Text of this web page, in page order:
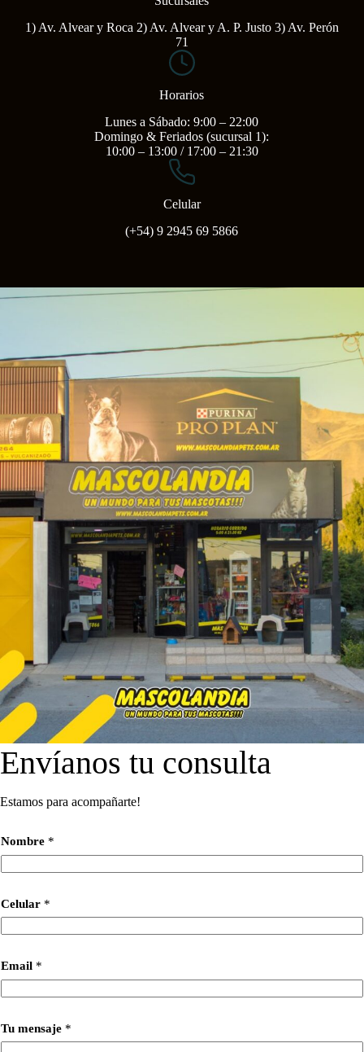
1) Av. Alvear y Roca 2) Av. Alvear y A. P. Justo 3) Av. Perón
71
Horarios
Lunes a Sábado: 9:00 – 22:00
Domingo & Feriados (sucursal 1):
10:00 – 13:00 / 17:00 – 21:30
Celular
(+54) 9 2945 69 5866
Envíanos tu consulta
Estamos para acompañarte!
Nombre *
Celular *
Email *
Tu mensaje *